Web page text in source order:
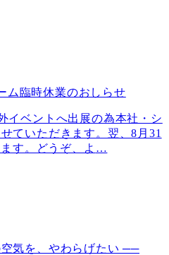
臨時休業のおしらせ
イベントへ出展の為本社・シ
ていただきます。翌、8月31
す。どうぞ、よ …
気を、やわらげたい ──